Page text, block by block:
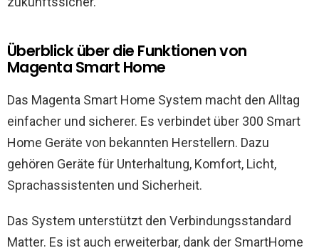
Überblick über die Funktionen von
Magenta Smart Home
Das Magenta Smart Home System macht den Alltag
einfacher und sicherer. Es verbindet über 300 Smart
Home Geräte von bekannten Herstellern. Dazu
gehören Geräte für Unterhaltung, Komfort, Licht,
Sprachassistenten und Sicherheit.
Das System unterstützt den Verbindungsstandard
Matter. Es ist auch erweiterbar, dank der SmartHome